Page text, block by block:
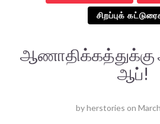
சிறப்புக்
ஆணாதிக்கத்துக்கு
ஆப்!
byherstories on